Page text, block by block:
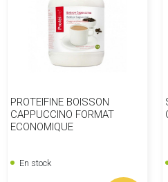
PROTEIFINE BOISSON
CAPPUCCINO FORMAT
ECONOMIQUE
En stock